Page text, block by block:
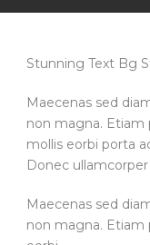
Stunning Text Bg
Maecenas sed
non magna. Etiam
mollis eorbi porta
Donec ullamcorper
Maecenas sed
non magna. Etiam